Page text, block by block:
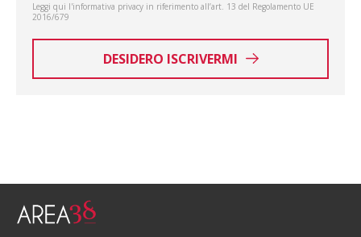
Leggi qui l'informativa privacy in riferimento all’art. 13 del Regolamento UE
2016/679
DESIDERO ISCRIVERMI